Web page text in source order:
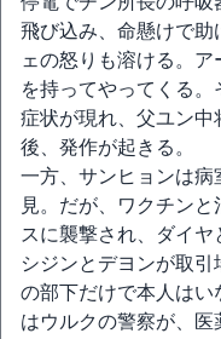
飛び込み、命懸けで助
ェの怒りも溶ける。
を持ってやってくる
症状が現れ、父ユン
後、発作が起きる。
一方、サンヒョンは病
見。だが、ワクチン
スに襲撃され、ダイヤ
シジンとデヨンが取
の部下だけで本人は
はウルクの警察が、